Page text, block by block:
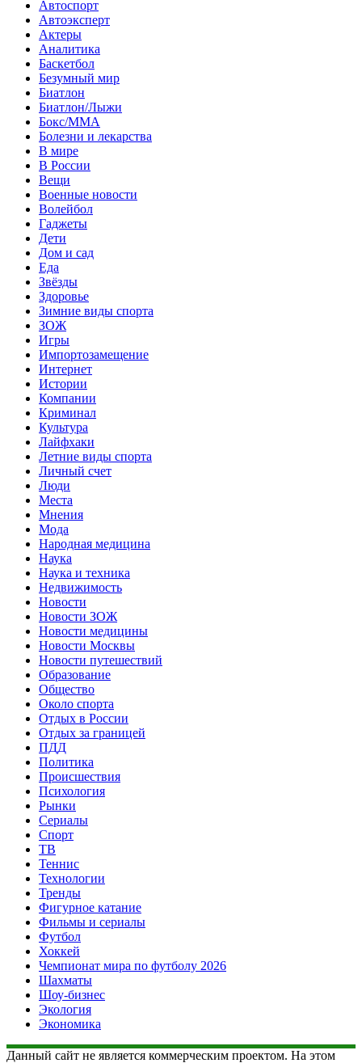
Автоспорт
Автоэксперт
Актеры
Аналитика
Баскетбол
Безумный мир
Биатлон
Биатлон/Лыжи
Бокс/MMA
Болезни и лекарства
В мире
В России
Вещи
Военные новости
Волейбол
Гаджеты
Дети
Дом и сад
Еда
Звёзды
Здоровье
Зимние виды спорта
ЗОЖ
Игры
Импортозамещение
Интернет
Истории
Компании
Криминал
Культура
Лайфхаки
Летние виды спорта
Личный счет
Люди
Места
Мнения
Мода
Народная медицина
Наука
Наука и техника
Недвижимость
Новости
Новости ЗОЖ
Новости медицины
Новости Москвы
Новости путешествий
Образование
Общество
Около спорта
Отдых в России
Отдых за границей
ПДД
Политика
Происшествия
Психология
Рынки
Сериалы
Спорт
ТВ
Теннис
Технологии
Тренды
Фигурное катание
Фильмы и сериалы
Футбол
Хоккей
Чемпионат мира по футболу 2026
Шахматы
Шоу-бизнес
Экология
Экономика
Данный сайт не является коммерческим проектом. На этом